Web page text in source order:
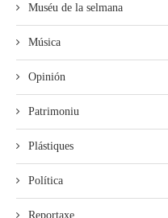
Muséu de la selmana
Música
Opinión
Patrimoniu
Plástiques
Política
Reportaxe